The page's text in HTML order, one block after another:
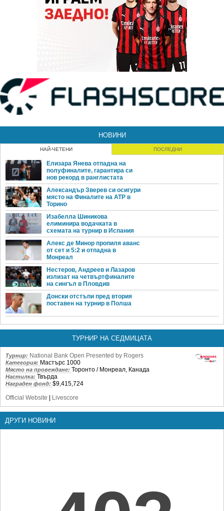
НОВИНИ
НАЙ-ЧЕТЕНИ ПОСЛЕДНИ
Елизара Янева отпадна на
полуфиналите, гарантира си
нов рекорд в ранглистата
Александър Зверев си осигури
място на Финалите на ATP в
Торино
Изабелла Шиникова
елиминира водачката в
схемата на турнир в Испания
Алекс де Минор пропиля аванс
от сет и 5:2 и отпадна в
Монреал
Нестеров, Андреев и Лазаров
излизат на четвъртфиналите
на сингъл в Пловдив
Донски отстъпи пред втория
поставен на турнир в Полша
ТУРНИР НА СЕДМИЦАТА
Турнир: National Bank Open Presented by Rogers
Категория: Мастърс 1000
Място на провеждане: Торонто / Монреал, Канада
Настилка: Твърда
Награден фонд: $9,415,724
Official Website | Livescore
ДРУГИ НОВИНИ